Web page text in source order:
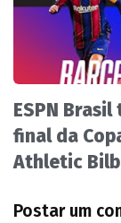
ESPN
final da
Athletic
Postar um